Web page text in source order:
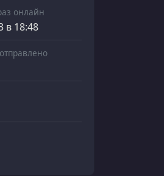
онлайн
в 18:48